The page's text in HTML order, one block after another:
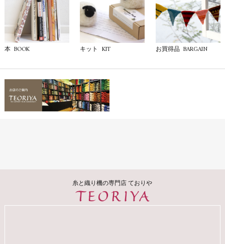
本 BOOK キット KIT お買得品 BARGAIN
糸と織り機の専門店 ておりや